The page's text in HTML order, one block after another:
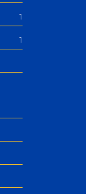
1
1